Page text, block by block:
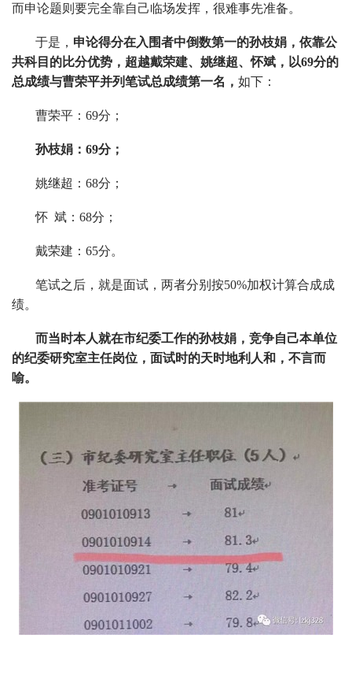
而申论题则要完全靠自己临场发挥，很难事先准备。
于是， 申论得分在入围者中倒数第一的孙枝娟，依靠公
共科目的比分优势，超越戴荣建、姚继超、怀斌，以69分的
总成绩与曹荣平并列笔试总成绩第一名， 如下：
曹荣平：69分；
孙枝娟：69分；
姚继超：68分；
怀 斌：68分；
戴荣建：65分。
笔试之后，就是面试，两者分别按50%加权计算合成成
绩。
而当时本人就在市纪委工作的孙枝娟，竞争自己本单位
的纪委研究室主任岗位，面试时的天时地利人和，不言而
喻。